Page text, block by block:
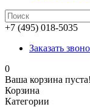
+7 (495) 018-5035
Заказать
0
Ваша корзина пуста!
Корзина
Категории